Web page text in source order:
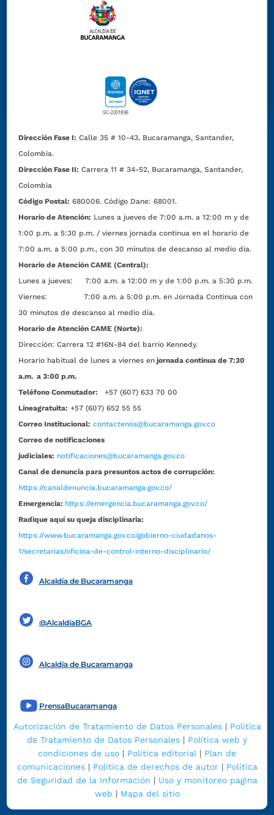
Dirección Fase I: Calle 35 # 10-43, Bucaramanga, Santander,
Colombia.
Dirección Fase II: Carrera 11 # 34-52, Bucaramanga, Santander,
Colombia
Código Postal: 680006. Código Dane: 68001.
Horario de Atención: Lunes a jueves de 7:00 a.m. a 12:00 m y de
1:00 p.m. a 5:30 p.m. / viernes jornada continua en el horario de
7:00 a.m. a 5:00 p.m., con 30 minutos de descanso al medio día.
Horario de Atención CAME (Central):
Lunes a jueves: 7:00 a.m. a 12:00 m y de 1:00 p.m. a 5:30 p.m.
Viernes: 7:00 a.m. a 5:00 p.m. en Jornada Continua con
30 minutos de descanso al medio día.
Horario de Atención CAME (Norte):
Dirección:Carrera 12 #16N-84 del barrio Kennedy.
Horario habitual de lunes a viernes en jornada continua de 7:30
a.m. a 3:00 p.m.
Teléfono Conmutador:
+57 (607) 633 70 00
Líneagratuita: +57 (607) 652 55 55
Correo Institucional: contactenos@bucaramanga.gov.co
Correo de notificaciones
judiciales: notificaciones@bucaramanga.gov.co
Canal de denuncia para presuntos actos de corrupción:
https://canaldenuncia.bucaramanga.gov.co/
Emergencia: https://emergencia.bucaramanga.gov.co/
Radique aquí su queja disciplinaria:
https://www.bucaramanga.gov.co/gobierno-ciudadanos-
1/secretarias/oficina-de-control-interno-disciplinario/
Alcaldía de Bucaramanga
@AlcaldíaBGA
Alcaldía de Bucaramanga
PrensaBucaramanga
Autorización de Tratamiento de Datos Personales| Política
de Tratamiento de Datos Personales | Política web y
condiciones de uso | Política editorial | Plan de
comunicaciones| Política de derechos de autor| Política
de Seguridad de la Información | Uso y monitoreo pagina
web | Mapa del sitio